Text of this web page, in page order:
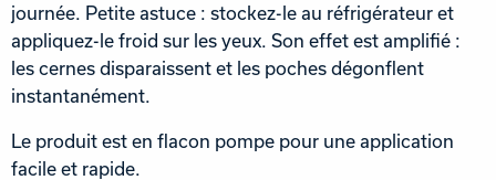
journée. Petite astuce : stockez-le au réfrigérateur et
appliquez-le froid sur les yeux. Son effet est amplifié :
les cernes disparaissent et les poches dégonflent
instantanément.
Le produit est en flacon pompe pour une application
facile et rapide.